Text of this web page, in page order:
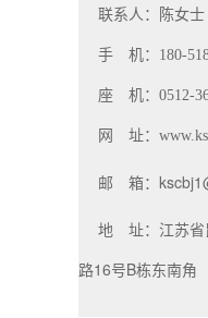
联系人：陈女士
手 机：180-
座 机：0512-
网 址：
邮 箱：
地 址： 江苏
路16号B栋东南角